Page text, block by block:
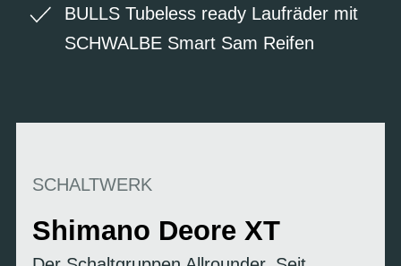
BULLS Tubeless ready Laufräder mit
SCHWALBE Smart Sam Reifen
SCHALTWERK
Shimano Deore XT